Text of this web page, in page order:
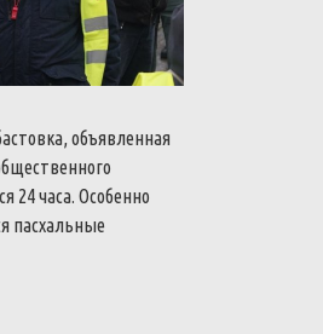
объявленная
24 часа. Особенно
пасхальные